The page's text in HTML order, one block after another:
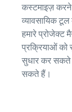
कस्टमाइज़ करने
व्यावसायिक
हमारे प्रोजेक्ट
प्रक्रियाओं को
सुधार कर सकते
सकते हैं।